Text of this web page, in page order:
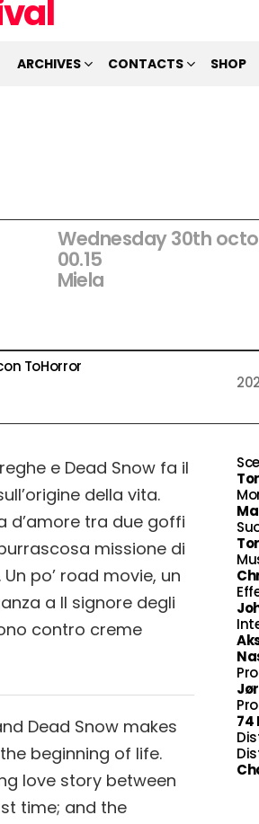
ARCHIVES CONTACTS SHOP
Wednesday 30th
00.15
Miela
ToHorror
e Dead Snow fa il
della vita.
d’amore tra due goffi
missione di
po’ road movie, un
a Il signore degli
contro creme
Dead Snow makes
beginning of life.
love story between
time; and the
74